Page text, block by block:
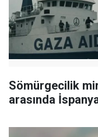
Sömürgecilik
arasında